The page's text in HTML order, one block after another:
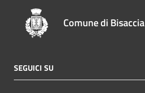
Comune di Bisaccia
SEGUICI SU